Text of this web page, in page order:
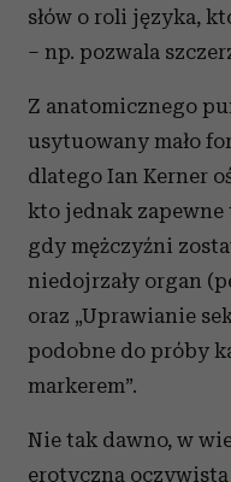
słów o roli języka,
– np. pozwala
Z anatomicznego
usytuowany mało
dlatego Ian Kerner
kto jednak zapewne
gdy mężczyźni
niedojrzały organ
oraz „Uprawianie
podobne do próby
markerem”.
Nie tak dawno, w
erotyczną